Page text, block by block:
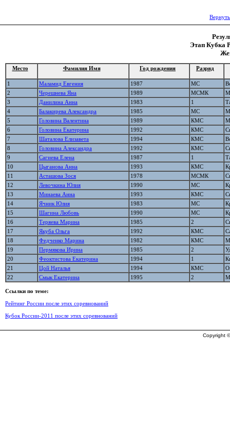
Этап Кубка
Место Фамилия Имя Год рождения Разряд
1 Маламид Евгения 1987 МС
2
Черешнева Яна 1989 МСМК
3
Данилина Анна 1983 1
4
Балакирева Александра 1985 МС
5
Головина Валентина 1989 КМС
6
Головина Екатерина 1992 КМС
7
Шаталова Елизавета 1994 КМС
8
Головина Александра 1992 КМС
9
Сагиева Елена 1987 1
10
Цыганова Анна 1993 КМС
11
Асташова Зося 1978 МСМК
12
Левочкина Юлия 1990 МС
13
Минаева Анна 1993 КМС
14
Ячник Юлия 1983 МС
15
Шагина Любовь 1990 МС
16
Теряева Марина 1985 2
17
Якуба Ольга 1992 КМС
18
Федченко Марина 1982 КМС
19
Пермякова Ирина 1985 2
20
Феоктистова Екатерина 1994 1
21
Цой Наталья 1994 КМС
22
Смык Екатерина 1995 2
Ссылки по теме:
Рейтинг России после этих соревнований
Кубок России-2011 после этих соревнований
Copyright